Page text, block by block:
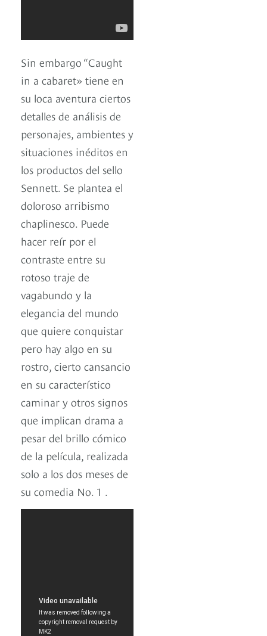
Sin embargo “Caught
in a cabaret» tiene en
su loca aventura ciertos
detalles de análisis de
personajes, ambientes y
situaciones inéditos en
los productos del sello
Sennett. Se plantea el
doloroso arribismo
chaplinesco. Puede
hacer reír por el
contraste entre su
rotoso traje de
vagabundo y la
elegancia del mundo
que quiere conquistar
pero hay algo en su
rostro, cierto cansancio
en su característico
caminar y otros signos
que implican drama a
pesar del brillo cómico
de la película, realizada
solo a los dos meses de
su comedia No. 1 .